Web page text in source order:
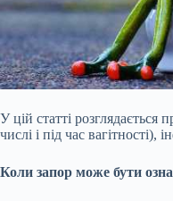
У цій статті
числі і під час вагітності),
Коли запор може бути